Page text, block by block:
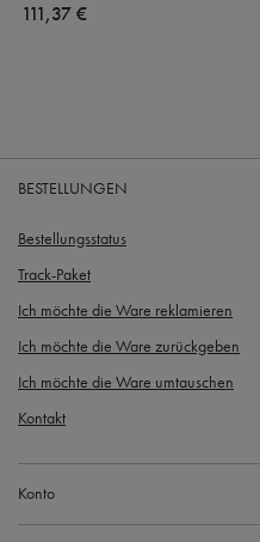
111,37 €
BESTELLUNGEN
Bestellungsstatus
Track-Paket
Ich möchte die Ware reklamieren
Ich möchte die Ware zurückgeben
Ich möchte die Ware umtauschen
Kontakt
Konto